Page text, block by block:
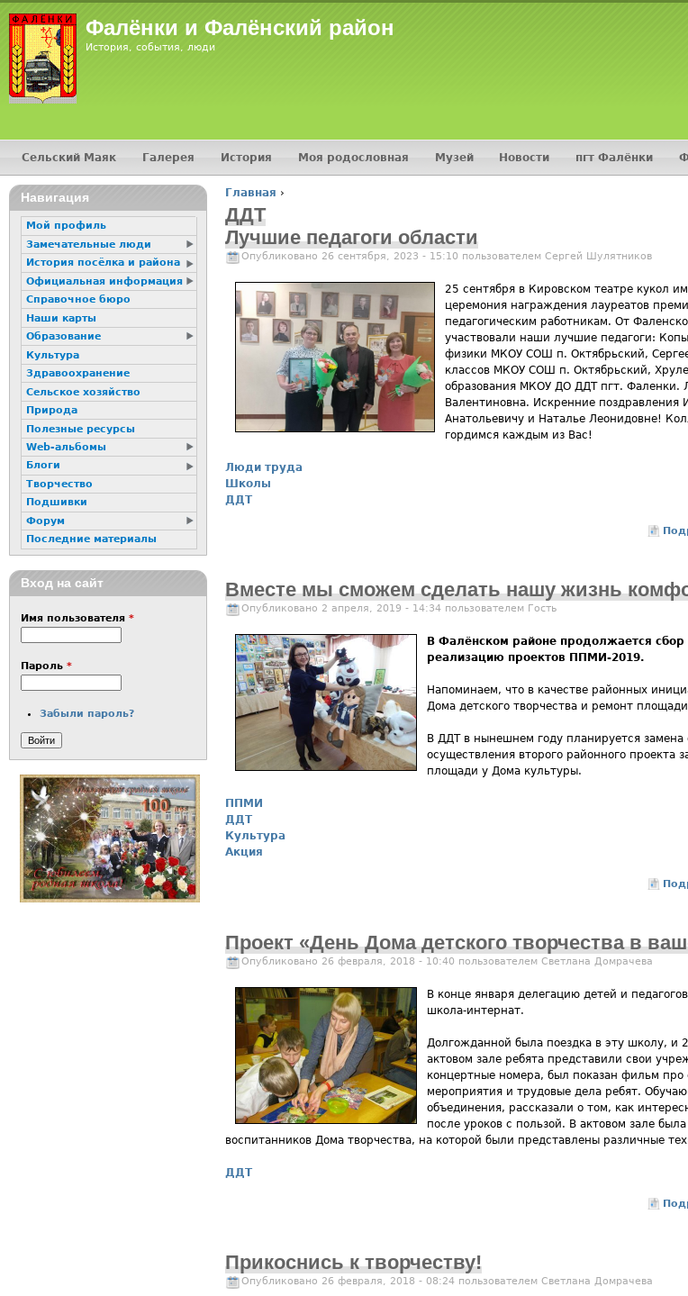
Фалёнки и Фалёнский район
История, события, люди
Вы здесь
Главная ›
ДДТ
Лучшие педагоги области
Опубликовано 26 сентября, 2023 - 15:10 пользователем Сергей Шулятников
25 сентября в Кировском театре кукол
церемония награждения лауреатов
педагогическим работникам. От
участвовали наши лучшие педагоги:
физики МКОУ СОШ п. Октябрьский,
классов МКОУ СОШ п. Октябрьский,
образования МКОУ ДО ДДТ пгт. Фаленки.
Валентиновна. Искренние
Анатольевичу и Наталье Леонидовне!
гордимся каждым из Вас!
Люди труда
Школы
ДДТ
Вместе мы сможем сделать нашу жизнь
Опубликовано 2 апреля, 2019 - 14:34 пользователем Гость
В Фалёнском районе продолжается
реализацию проектов ППМИ-2019.
Напоминаем, что в качестве районных
Дома детского творчества и ремонт
В ДДТ в нынешнем году планируется замена
осуществления второго районного проекта
площади у Дома культуры.
ППМИ
ДДТ
Культура
Акция
Проект «День Дома детского творчества в
Опубликовано 26 февраля, 2018 - 10:40 пользователем Светлана Домрачева
В конце января делегацию детей и
школа-интернат.
Долгожданной была поездка в эту школу, и
актовом зале ребята представили свои
концертные номера, был показан фильм
мероприятия и трудовые дела ребят.
объединения, рассказали о том, как
после уроков с пользой. В актовом зале
воспитанников Дома творчества, на которой были представлены различные
ДДТ
Прикоснись к творчеству!
Опубликовано 26 февраля, 2018 - 08:24 пользователем Светлана Домрачева
Главное меню
Сельский Маяк Галерея История Моя родословная Музей Новости пгт Фалёнки
Навигация
Мой профиль
Замечательные люди
История посёлка и района
Официальная информация
Справочное бюро
Наши карты
Образование
Культура
Здравоохранение
Сельское хозяйство
Природа
Полезные ресурсы
Web-альбомы
Блоги
Творчество
Подшивки
Форум
Последние материалы
Вход на сайт
Имя пользователя *
Пароль *
Забыли пароль?